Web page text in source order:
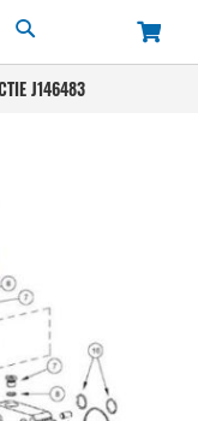
Cautare
J146483